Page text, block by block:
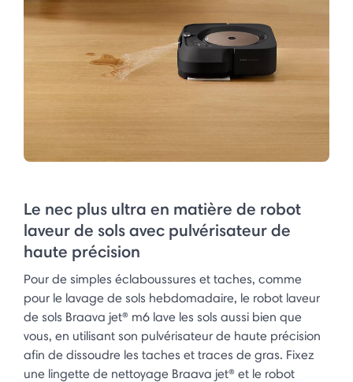
Le nec plus ultra en matière de robot
laveur de sols avec pulvérisateur de
haute précision
Pour de simples éclaboussures et taches, comme
pour le lavage de sols hebdomadaire, le robot laveur
de sols Braava jet® m6 lave les sols aussi bien que
vous, en utilisant son pulvérisateur de haute précision
afin de dissoudre les taches et traces de gras. Fixez
une lingette de nettoyage Braava jet® et le robot